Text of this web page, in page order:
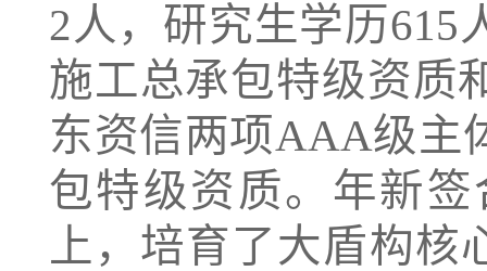
2人，研究生学历615
施工总承包特级资质
东资信两项AAA级主
包特级资质。年新签
上，培育了大盾构核